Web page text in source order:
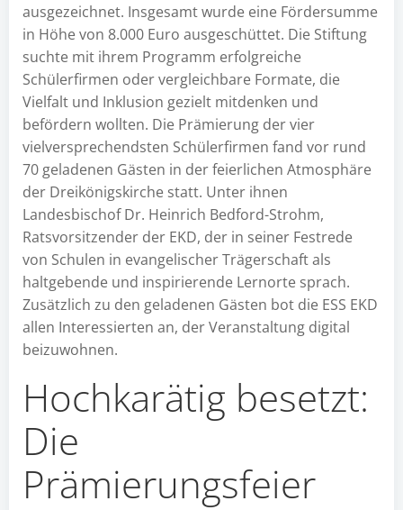
ausgezeichnet. Insgesamt wurde eine Fördersumme
in Höhe von 8.000 Euro ausgeschüttet. Die Stiftung
suchte mit ihrem Programm erfolgreiche
Schülerfirmen oder vergleichbare Formate, die
Vielfalt und Inklusion gezielt mitdenken und
befördern wollten. Die Prämierung der vier
vielversprechendsten Schülerfirmen fand vor rund
70 geladenen Gästen in der feierlichen Atmosphäre
der Dreikönigskirche statt. Unter ihnen
Landesbischof Dr. Heinrich Bedford-Strohm,
Ratsvorsitzender der EKD, der in seiner Festrede
von Schulen in evangelischer Trägerschaft als
haltgebende und inspirierende Lernorte sprach.
Zusätzlich zu den geladenen Gästen bot die ESS EKD
allen Interessierten an, der Veranstaltung digital
beizuwohnen.
Hochkarätig besetzt:
Die
Prämierungsfeier